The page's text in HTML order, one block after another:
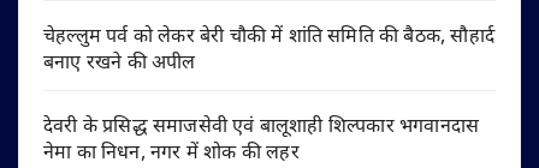
चेहल्लुम पर्व को लेकर बेरी चौकी में शांति समिति की बैठक, सौहार्द
बनाए रखने की अपील
देवरी के प्रसिद्ध समाजसेवी एवं बालूशाही शिल्पकार भगवानदास
नेमा का निधन, नगर में शोक की लहर